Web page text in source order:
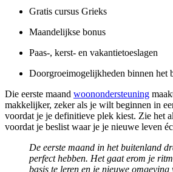
Gratis cursus Grieks
Maandelijkse bonus
Paas-, kerst- en vakantietoeslagen
Doorgroeimogelijkheden binnen het
Die eerste maand woonondersteuning
makkelijker, zeker als je wilt beginnen in
voordat je je definitieve plek kiest. Zie het
voordat je beslist waar je je nieuwe leven
De eerste maand in het buitenland
perfect hebben. Het gaat erom je
basis te leren en je nieuwe